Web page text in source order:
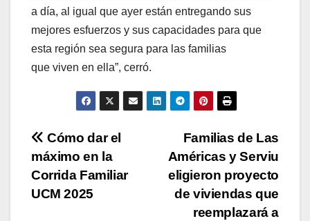
a día, al igual que ayer están entregando sus
mejores esfuerzos y sus capacidades para que
esta región sea segura para las familias
que viven en ella”, cerró.
Navegación
de
entradas
Familias de Las
Américas y Serviu
eligieron proyecto
de viviendas que
reemplazará a
Cómo dar el
máximo en la
Corrida Familiar
UCM 2025